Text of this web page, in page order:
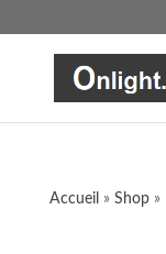
Accueil » Shop»